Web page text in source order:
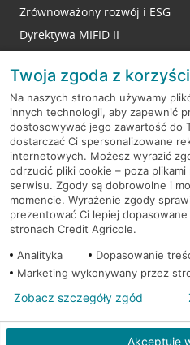
Zrównoważony rozwój i ESG
Dyrektywa MIFID II
RODO
Regulamin serwisu
Mapa serwisu
PolitykaCookies
© 2026 Credit Agricole Bank Polska
Twoja zgoda z
Na naszych stronach używamy
innych technologii, aby zapewnić
dostosowywać jego zawartość do
dostarczać Ci spersonalizowane
internetowych. Możesz wyrazić
odrzucić pliki cookie – poza
serwisu. Zgody są dobrowolne i
momencie. Wyrażenie zgody
prezentować Ci lepiej
stronach Credit Agricole.
Analityka
Dopasowanie
Marketing wykonywany przez
Akceptuję
Zobacz szczegóły zgód